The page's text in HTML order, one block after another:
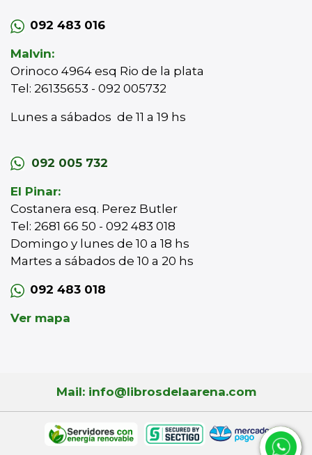
092 483 016
Malvin:
Orinoco 4964 esq Rio de la plata
Tel: 26135653 - 092 005732
Lunes a sábados de 11 a 19 hs
092 005 732
El Pinar:
Costanera esq. Perez Butler
Tel: 2681 66 50 - 092 483 018
Domingo y lunes de 10 a 18 hs
Martes a sábados de 10 a 20 hs
092 483 018
Ver mapa
Mail: info@librosdelaarena.com